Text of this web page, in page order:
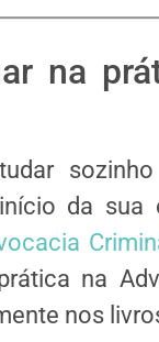
na
da sua
na
nos